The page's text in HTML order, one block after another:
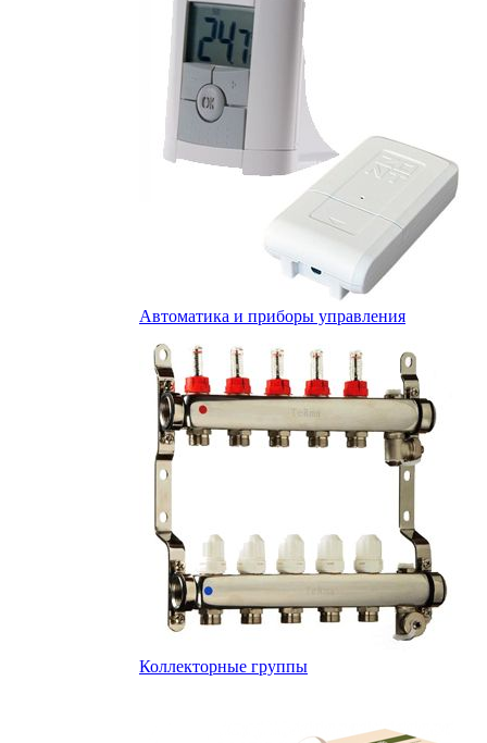
Автоматика и приборы управления
Коллекторные группы